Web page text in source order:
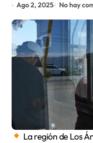
Ago 2, 2025 No hay
La región de Los